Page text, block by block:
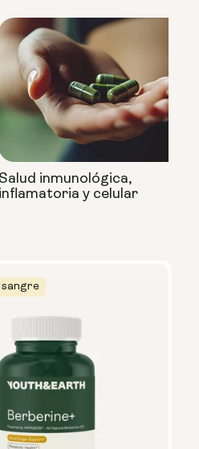
sangre
Salud inmunológica,
inflamatoria y celular